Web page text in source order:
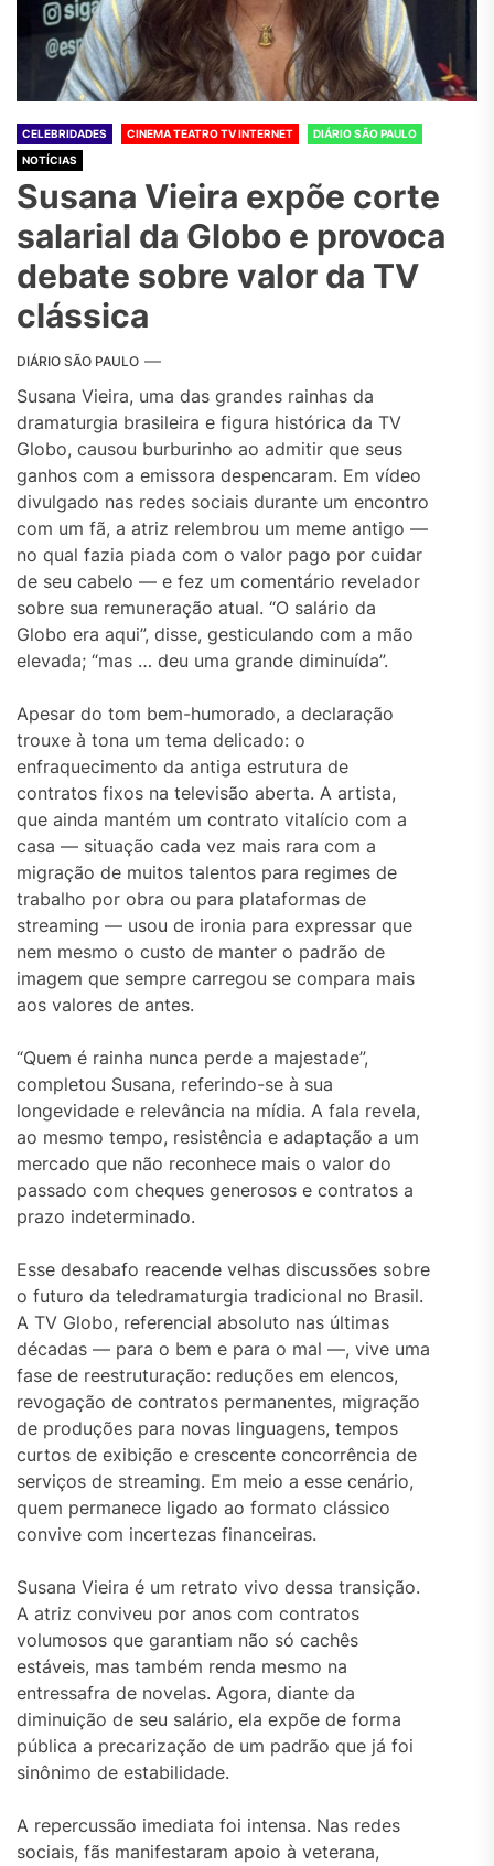
CELEBRIDADES CINEMA TEATRO TV INTERNET
DIÁRIO SÃO PAULO
NOTÍCIAS
Susana Vieira expõe corte
salarial da Globo e provoca
debate sobre valor da TV
clássica
DIÁRIO SÃO PAULO
Susana Vieira, uma das grandes rainhas da
dramaturgia brasileira e figura histórica da TV
Globo, causou burburinho ao admitir que seus
ganhos com a emissora despencaram. Em vídeo
divulgado nas redes sociais durante um encontro
com um fã, a atriz relembrou um meme antigo —
no qual fazia piada com o valor pago por cuidar
de seu cabelo — e fez um comentário revelador
sobre sua remuneração atual. “O salário da
Globo era aqui”, disse, gesticulando com a mão
elevada; “mas … deu uma grande diminuída”.
Apesar do tom bem-humorado, a declaração
trouxe à tona um tema delicado: o
enfraquecimento da antiga estrutura de
contratos fixos na televisão aberta. A artista,
que ainda mantém um contrato vitalício com a
casa — situação cada vez mais rara com a
migração de muitos talentos para regimes de
trabalho por obra ou para plataformas de
streaming — usou de ironia para expressar que
nem mesmo o custo de manter o padrão de
imagem que sempre carregou se compara mais
aos valores de antes.
“Quem é rainha nunca perde a majestade”,
completou Susana, referindo-se à sua
longevidade e relevância na mídia. A fala revela,
ao mesmo tempo, resistência e adaptação a um
mercado que não reconhece mais o valor do
passado com cheques generosos e contratos a
prazo indeterminado.
Esse desabafo reacende velhas discussões sobre
o futuro da teledramaturgia tradicional no Brasil.
A TV Globo, referencial absoluto nas últimas
décadas — para o bem e para o mal —, vive uma
fase de reestruturação: reduções em elencos,
revogação de contratos permanentes, migração
de produções para novas linguagens, tempos
curtos de exibição e crescente concorrência de
serviços de streaming. Em meio a esse cenário,
quem permanece ligado ao formato clássico
convive com incertezas financeiras.
Susana Vieira é um retrato vivo dessa transição.
A atriz conviveu por anos com contratos
volumosos que garantiam não só cachês
estáveis, mas também renda mesmo na
entressafra de novelas. Agora, diante da
diminuição de seu salário, ela expõe de forma
pública a precarização de um padrão que já foi
sinônimo de estabilidade.
A repercussão imediata foi intensa. Nas redes
sociais, fãs manifestaram apoio à veterana,